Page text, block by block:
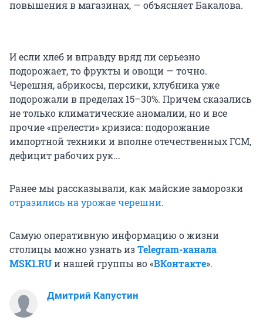
повышения в магазинах, — объясняет Бакалова.
И если хлеб и вправду вряд ли серьезно
подорожает, то фрукты и овощи — точно.
Черешня, абрикосы, персики, клубника уже
подорожали в пределах 15–30%. Причем сказались
не только климатические аномалии, но и все
прочие «прелести» кризиса: подорожание
импортной техники и вполне отечественных ГСМ,
дефицит рабочих рук...
Ранее мы рассказывали, как майские заморозки
отразились на урожае черешни.
Самую оперативную информацию о жизни
столицы можно узнать изTelegram-канала
MSK1.RUи нашей группы во «ВКонтакте».
Дмитрий Капустин